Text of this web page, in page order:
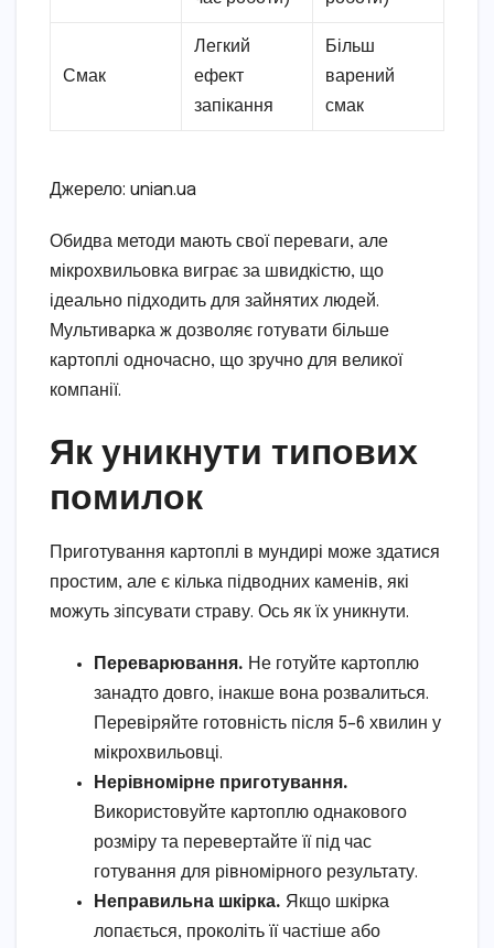
Смак
Легкий
ефект
запікання
Більш
варений
смак
Джерело: unian.ua
Обидва методи мають свої переваги, але
мікрохвильовка виграє за швидкістю, що
ідеально підходить для зайнятих людей.
Мультиварка ж дозволяє готувати більше
картоплі одночасно, що зручно для великої
компанії.
Як уникнути типових
помилок
Приготування картоплі в мундирі може здатися
простим, але є кілька підводних каменів, які
можуть зіпсувати страву. Ось як їх уникнути.
Переварювання. Не готуйте картоплю
занадто довго, інакше вона розвалиться.
Перевіряйте готовність після 5–6 хвилин у
мікрохвильовці.
Нерівномірне приготування.
Використовуйте картоплю однакового
розміру та перевертайте її під час
готування для рівномірного результату.
Неправильна шкірка. Якщо шкірка
лопається, проколіть її частіше або